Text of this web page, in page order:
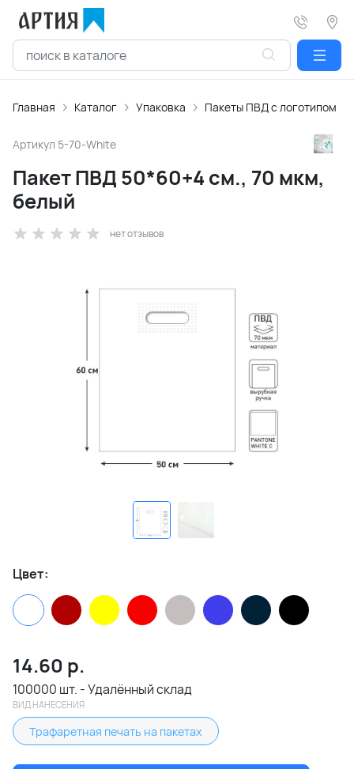
Главная Каталог Упаковка Пакеты ПВД с логотипом
Артикул 5-70-White
Пакет ПВД 50*60+4 см., 70 мкм,
белый
нет отзывов
Цвет:
14.60 р.
100000 шт. - Удалённый склад
ВИД НАНЕСЕНИЯ
Трафаретная печать на пакетах